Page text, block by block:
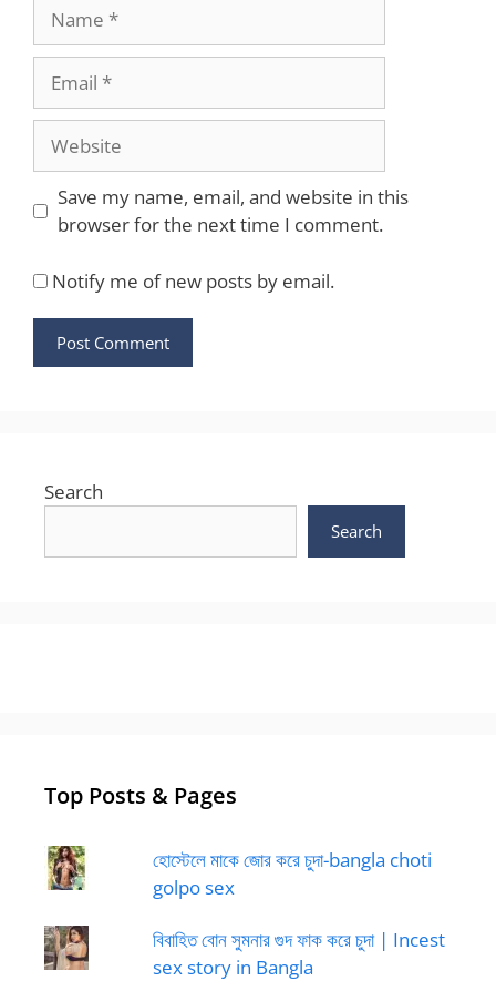
Website
Save my name, email, and website in this
browser for the next time I comment.
Notify me of new posts by email.
Search
Search
Top Posts & Pages
হোস্টেলে মাকে জোর করে চুদা-bangla choti
golpo sex
বিবাহিত বোন সুমনার গুদ ফাক করে চুদা | Incest
sex story in Bangla